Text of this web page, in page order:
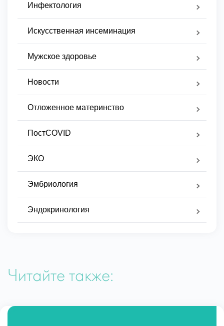
Инфектология
Искусственная инсеминация
Мужское здоровье
Новости
Отложенное материнство
ПостCOVID
ЭКО
Эмбриология
Эндокринология
Читайте также: